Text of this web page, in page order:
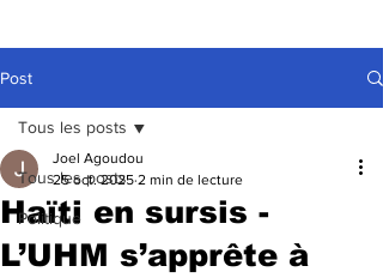
Post
Tous les posts
Politique
Tous les posts
Haïti en sursis -
L’UHM s’apprête à
Joel Agoudou
25 oct. 2025 2 min de lecture